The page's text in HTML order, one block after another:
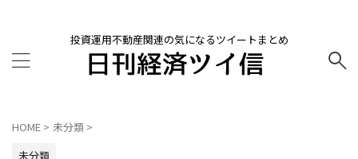
投資運用不動産関連の気になるツイートまとめ
HOME > 未分類 >
未分類